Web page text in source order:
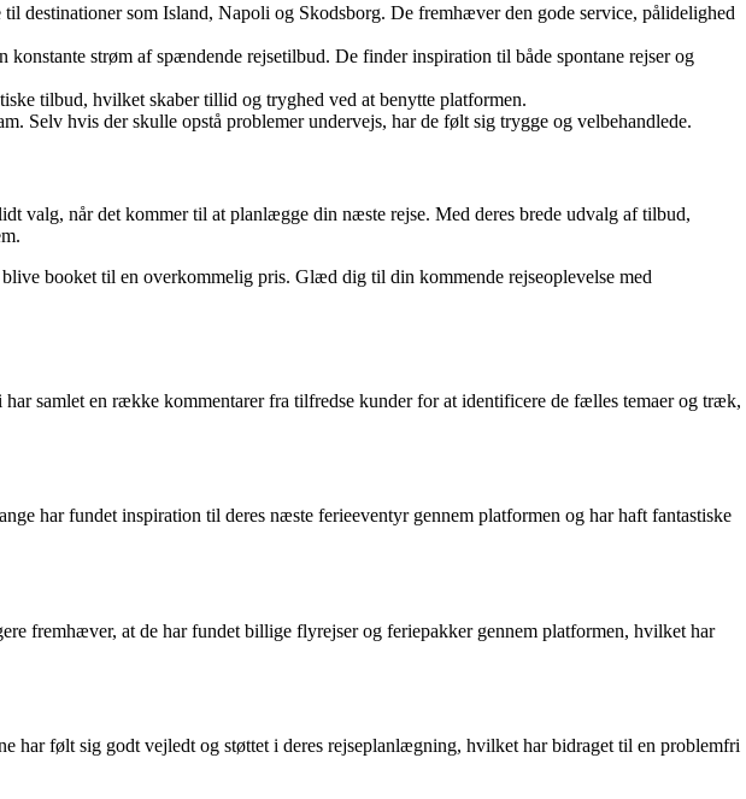
destinationer som Island, Napoli og Skodsborg. De fremhæver den gode service, pålidelighed
strøm af spændende rejsetilbud. De finder inspiration til både spontane rejser og
tilbud, hvilket skaber tillid og tryghed ved at benytte platformen.
Selv hvis der skulle opstå problemer undervejs, har de følt sig trygge og velbehandlede.
valg, når det kommer til at planlægge din næste rejse. Med deres brede udvalg af tilbud,
booket til en overkommelig pris. Glæd dig til din kommende rejseoplevelse med
samlet en række kommentarer fra tilfredse kunder for at identificere de fælles temaer og træk,
har fundet inspiration til deres næste ferieeventyr gennem platformen og har haft fantastiske
fremhæver, at de har fundet billige flyrejser og feriepakker gennem platformen, hvilket har
har følt sig godt vejledt og støttet i deres rejseplanlægning, hvilket har bidraget til en problemfri